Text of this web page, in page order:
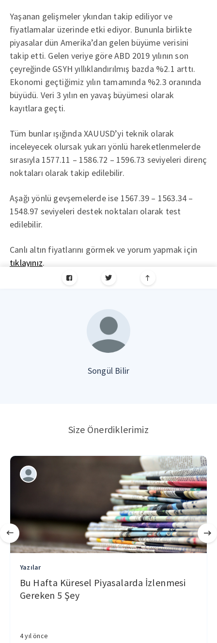
Yaşanan gelişmeler ykından takip ediliyor ve
fiyatlamalar üzerinde etki ediyor. Bununla birlikte
piyasalar dün Amerika’dan gelen büyüme verisini
takip etti. Gelen veriye göre ABD 2019 yılının son
çeyreğinde GSYH yıllıklandırılmış bazda %2.1 arttı.
Ekonomi geçtiğimiz yılın tamamında %2.3 oranında
büyüdü. Veri 3 yılın en yavaş büyümesi olarak
kayıtlara geçti.
Tüm bunlar ışığında XAUUSD’yi teknik olarak
inceleyecek olursak yukarı yönlü hareketlenmelerde
sırasıyla 1577.11 – 1586.72 – 1596.73 seviyeleri direnç
noktaları olarak takip edilebilir.
Aşağı yönlü gevşemelerde ise 1567.39 – 1563.34 –
1548.97 seviyeleri destek noktaları olarak test
edilebilir.
Canlı altın fiyatlarını görmek ve yorum yapmak için
tıklayınız.
Songül Bilir
Size Önerdiklerimiz
Yazılar
Bu Hafta Küresel Piyasalarda İzlenmesi
Gereken 5 Şey
4 yıl önce